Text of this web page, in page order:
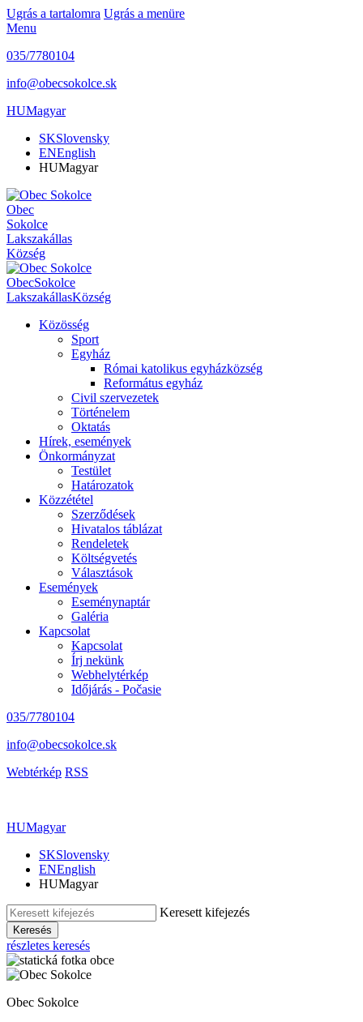
Ugrás a tartalomra Ugrás a menüre
Menu
035/7780104
info@obecsokolce.sk
HUMagyar
SKSlovensky
ENEnglish
HUMagyar
Obec
Sokolce
Lakszakállas
Község
ObecSokolce
LakszakállasKözség
Közösség
Sport
Egyház
Római katolikus egyházközség
Református egyház
Civil szervezetek
Történelem
Oktatás
Hírek, események
Önkormányzat
Testület
Határozatok
Közzététel
Szerződések
Hivatalos táblázat
Rendeletek
Költségvetés
Választások
Események
Eseménynaptár
Galéria
Kapcsolat
Kapcsolat
Írj nekünk
Webhelytérkép
Időjárás - Počasie
035/7780104
info@obecsokolce.sk
Webtérkép RSS
HUMagyar
SKSlovensky
ENEnglish
HUMagyar
Keresett kifejezés
Keresés
részletes keresés
Obec Sokolce